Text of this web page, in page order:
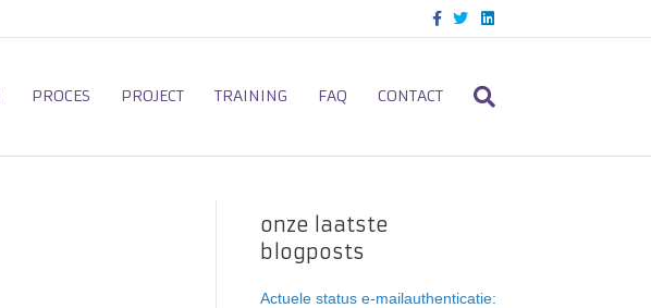
c
o
o
T
i
e
L
n
d
PROCES PROJECT TRAINING FAQ CONTACT
onze laatste
blogposts
Actuele status e-mailauthenticatie: